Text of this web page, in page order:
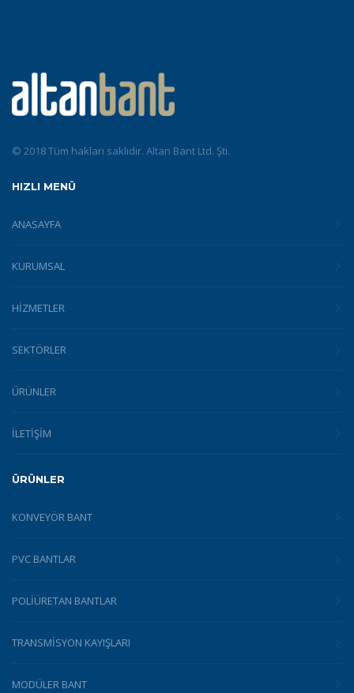
© 2018 Tüm hakları saklıdır. Altan Bant Ltd. Şti.
HIZLI MENÜ
ANASAYFA
KURUMSAL
HİZMETLER
SEKTÖRLER
ÜRÜNLER
İLETİŞİM
ÜRÜNLER
KONVEYÖR BANT
PVC BANTLAR
POLIÜRETAN BANTLAR
TRANSMISYON KAYIŞLARI
MODÜLER BANT